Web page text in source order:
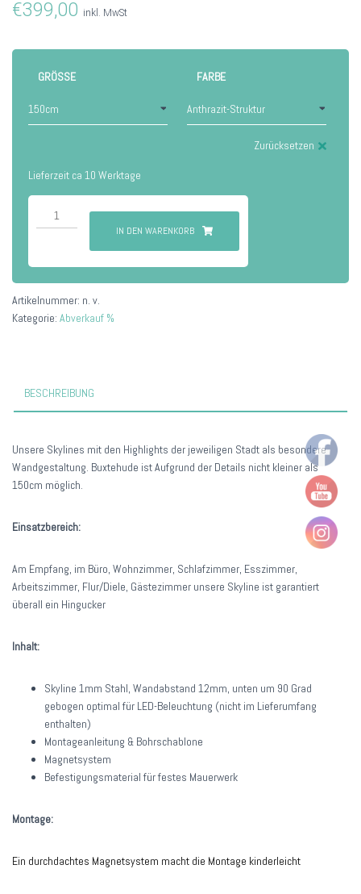
€399,00 inkl. MwSt
GRÖSSE FARBE
Zurücksetzen
Lieferzeit ca 10 Werktage
Buxtehude
Menge
IN DEN WARENKORB
Artikelnummer: n. v.
Kategorie: Abverkauf %
BESCHREIBUNG
Unsere Skylines mit den Highlights der jeweiligen Stadt als besondere
Wandgestaltung. Buxtehude ist Aufgrund der Details nicht kleiner als
150cm möglich.
Einsatzbereich:
Am Empfang, im Büro, Wohnzimmer, Schlafzimmer, Esszimmer,
Arbeitszimmer, Flur/Diele, Gästezimmer unsere Skyline ist garantiert
überall ein Hingucker
Inhalt:
Skyline 1mm Stahl, Wandabstand 12mm, unten um 90 Grad
gebogen optimal für LED-Beleuchtung (nicht im Lieferumfang
enthalten)
Montageanleitung & Bohrschablone
Magnetsystem
Befestigungsmaterial für festes Mauerwerk
Montage:
Ein durchdachtes Magnetsystem macht die Montage kinderleicht